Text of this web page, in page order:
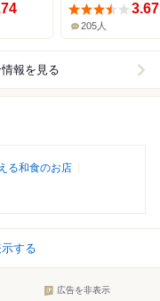
3.67
205人
報を見る
る和食のお店
する
広告を非表示